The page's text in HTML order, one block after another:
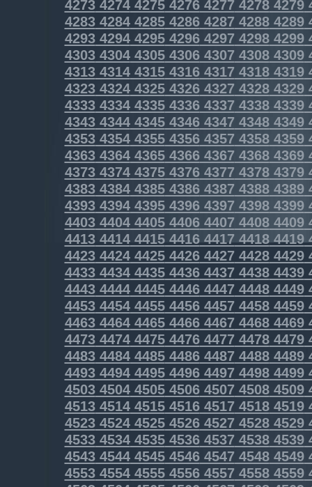
4273427442754276427742784279
42834284428542864287 42884289
42934294429542964297 42984299
43034304430543064307 43084309
4313431443154316431743184319
43234324432543264327 43284329
43334334433543364337 43384339
43434344434543464347 43484349
43534354435543564357 43584359
43634364436543664367 43684369
43734374437543764377 43784379
43834384438543864387 43884389
43934394439543964397 43984399
44034404440544064407 44084409
4413441444154416441744184419
4423442444254426442744284429
4433443444354436443744384439
4443444444454446444744484449
4453445444554456445744584459
4463446444654466446744684469
4473447444754476447744784479
4483448444854486448744884489
4493449444954496449744984499
4503450445054506450745084509
4513451445154516451745184519
4523452445254526452745284529
4533453445354536453745384539
4543454445454546454745484549
4553455445554556455745584559